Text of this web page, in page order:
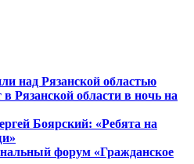
над Рязанской областью
Рязанской области в ночь на
Боярский: «Ребята на
форум «Гражданское